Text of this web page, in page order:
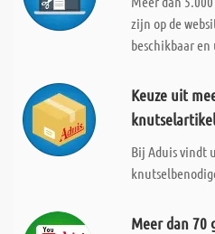
zijn op de
beschikbaar
Keuze uit
Bij Aduis vindt
Meer dan 70